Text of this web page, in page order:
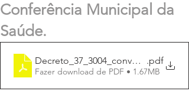
Conferência Municipal da
Saúde.
.pdf
Fazer download de PDF • 1.67MB